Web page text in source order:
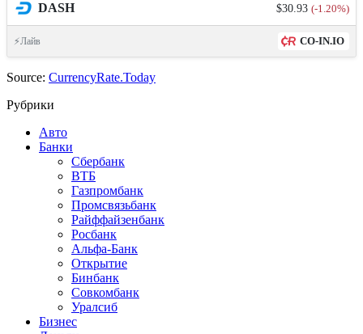
DASH $30.93 (-1.20%)
⚡Лайв CO-IN.IO
Source: CurrencyRate.Today
Рубрики
Авто
Банки
Сбербанк
ВТБ
Газпромбанк
Промсвязьбанк
Райффайзенбанк
Росбанк
Альфа-Банк
Открытие
Бинбанк
Совкомбанк
Уралсиб
Бизнес